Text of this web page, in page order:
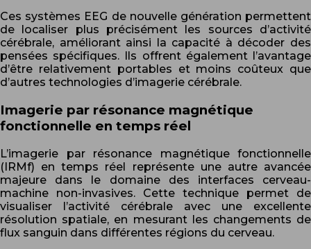
Ces systèmes EEG de nouvelle génération permettent
de localiser plus précisément les sources d’activité
cérébrale, améliorant ainsi la capacité à décoder des
pensées spécifiques. Ils offrent également l’avantage
d’être relativement portables et moins coûteux que
d’autres technologies d’imagerie cérébrale.
Imagerie par résonance magnétique
fonctionnelle en temps réel
L’imagerie par résonance magnétique fonctionnelle
(IRMf) en temps réel représente une autre avancée
majeure dans le domaine des interfaces cerveau-
machine non-invasives. Cette technique permet de
visualiser l’activité cérébrale avec une excellente
résolution spatiale, en mesurant les changements de
flux sanguin dans différentes régions du cerveau.